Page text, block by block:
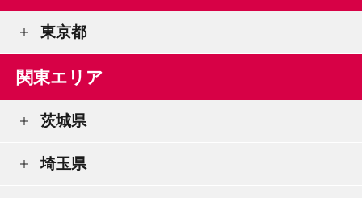
東京都
関東エリア
茨城県
埼玉県